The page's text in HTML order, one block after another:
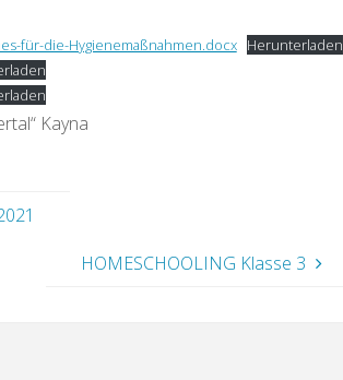
für-die-Hygienemaßnahmen.docx Herunterladen
Kayna
HOMESCHOOLING Klasse 3